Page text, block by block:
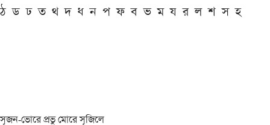
ঠ ড ঢ ত থ দ ধ ন প ফ ব ভ ম য র ল শ স হ
সৃজন-ভোরে প্রভু মোরে সৃজিলে